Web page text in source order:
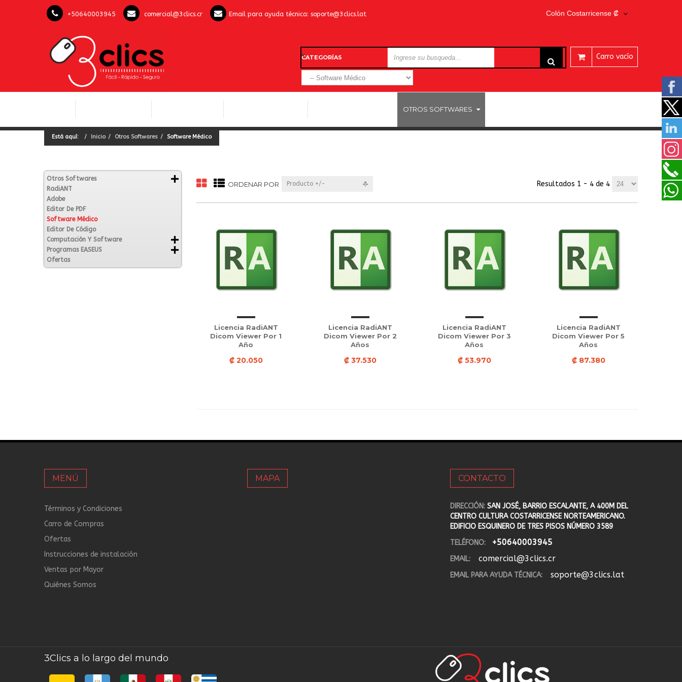
+50640003945 comercial@3clics.cr Email para ayuda técnica: soporte@3clics.lat Colón Costarricense ₡
Carro vacío
CATEGORÍAS
OTROS SOFTWARES
Está aquí: Inicio Otros Softwares Software Médico
Otros Softwares
RadiANT
Adobe
Editor De PDF
Software Médico
Editor De Código
Computación Y Software
Programas EASEUS
Ofertas
ORDENAR POR Producto +/- Resultados 1 - 4 de 4
Licencia RadiANT
Dicom Viewer Por 1
Año
₡ 20.050
Licencia RadiANT
Dicom Viewer Por 2
Años
₡ 37.530
Licencia RadiANT
Dicom Viewer Por 3
Años
₡ 53.970
Licencia RadiANT
Dicom Viewer Por 5
Años
₡ 87.380
MENÚ
Términos y Condiciones
Carro de Compras
Ofertas
Instrucciones de instalación
Ventas por Mayor
Quiénes Somos
MAPA CONTACTO
DIRECCIÓN: SAN JOSÉ, BARRIO ESCALANTE, A 400M DEL
CENTRO CULTURA COSTARRICENSE NORTEAMERICANO.
EDIFICIO ESQUINERO DE TRES PISOS NÚMERO 3589
TELÉFONO:
+50640003945
EMAIL: comercial@3clics.cr
EMAIL PARA AYUDA TÉCNICA: soporte@3clics.lat
3Clics a lo largo del mundo